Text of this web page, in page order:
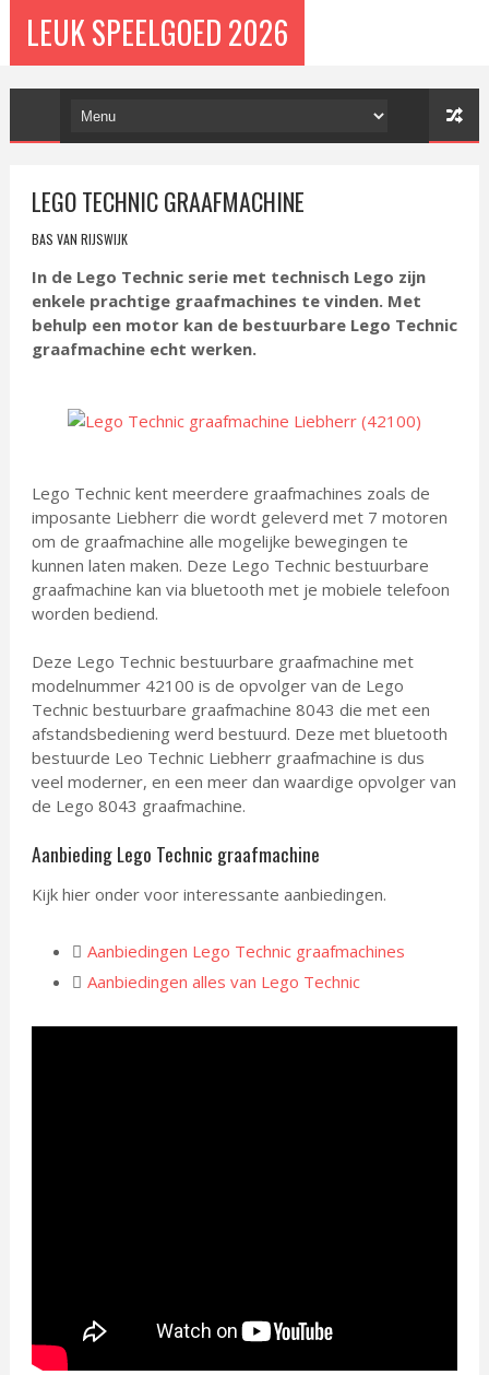
LEUK SPEELGOED 2026
LEGO TECHNIC GRAAFMACHINE
BAS VAN RIJSWIJK
In de Lego Technic serie met technisch Lego zijn
enkele prachtige graafmachines te vinden. Met
behulp een motor kan de bestuurbare Lego Technic
graafmachine echt werken.
Lego Technic kent meerdere graafmachines zoals de
imposante Liebherr die wordt geleverd met 7 motoren
om de graafmachine alle mogelijke bewegingen te
kunnen laten maken. Deze Lego Technic bestuurbare
graafmachine kan via bluetooth met je mobiele telefoon
worden bediend.
Deze Lego Technic bestuurbare graafmachine met
modelnummer 42100 is de opvolger van de Lego
Technic bestuurbare graafmachine 8043 die met een
afstandsbediening werd bestuurd. Deze met bluetooth
bestuurde Leo Technic Liebherr graafmachine is dus
veel moderner, en een meer dan waardige opvolger van
de Lego 8043 graafmachine.
Aanbieding Lego Technic graafmachine
Kijk hier onder voor interessante aanbiedingen.
Aanbiedingen Lego Technic graafmachines
Aanbiedingen alles van Lego Technic